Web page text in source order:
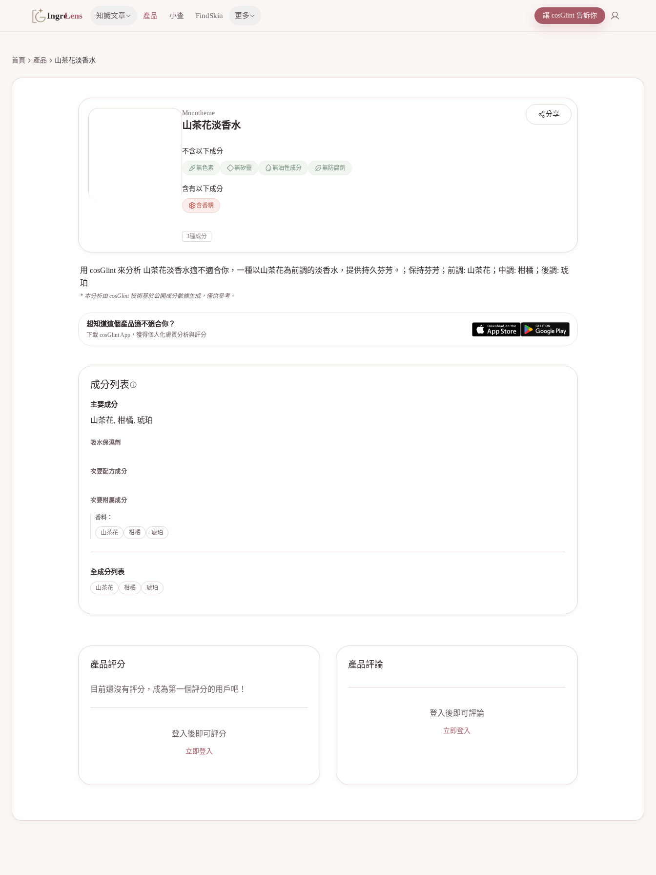
IngreLens 知識文章 產品 小查 FindSkin 更多 讓 cosGlint 告訴你
首頁 產品 山茶花淡香水
分享
Monotheme
山茶花淡香水
不含以下成分
無色素 無矽靈 無油性成分 無防腐劑
含有以下成分
含香精
3種成分
用 cosGlint 來分析 山茶花淡香水適不適合你，一種以山茶花為前調的淡香水，提供持久芬芳。；保持芬芳；前調: 山茶花；中調: 柑橘；後調: 琥
珀
* 本分析由 cosGlint 技術基於公開成分數據生成，僅供參考。
想知道這個產品適不適合你？
下載 cosGlint App，獲得個人化膚質分析與評分
成分列表
主要成分
山茶花, 柑橘, 琥珀
吸水保濕劑
次要配方成分
次要附屬成分
香料 ：
山茶花 柑橘 琥珀
全成分列表
山茶花 柑橘 琥珀
產品評分
目前還沒有評分，成為第一個評分的用戶吧！
登入後即可評分
立即登入
產品評論
登入後即可評論
立即登入